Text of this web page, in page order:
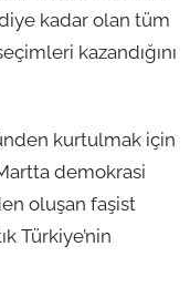
kadar olan tüm
kazandığını
kurtulmak için
demokrasi
oluşan faşist
Türkiye’nin